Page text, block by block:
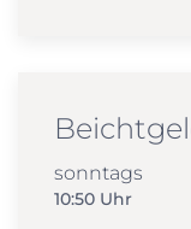
sonntags
10:50 Uhr